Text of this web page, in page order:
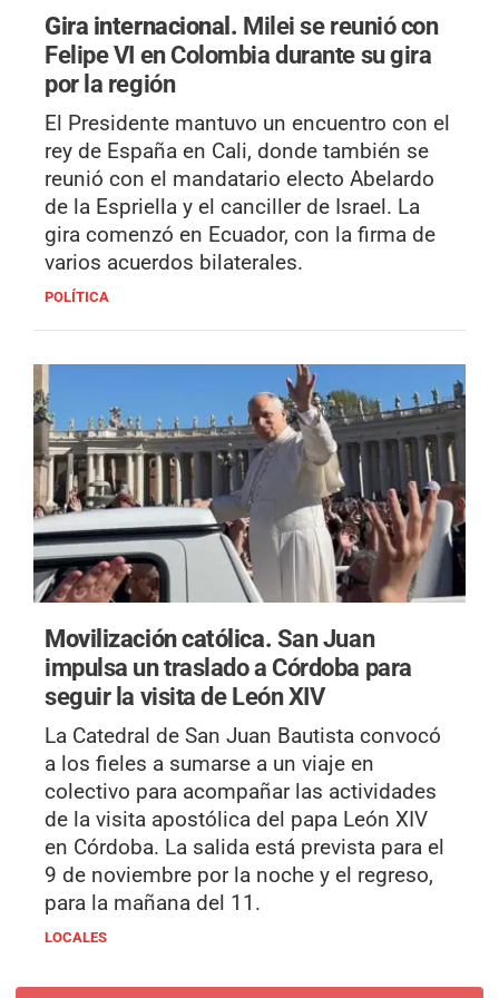
Gira internacional. Milei se reunió con
Felipe VI en Colombia durante su gira
por la región
El Presidente mantuvo un encuentro con el
rey de España en Cali, donde también se
reunió con el mandatario electo Abelardo
de la Espriella y el canciller de Israel. La
gira comenzó en Ecuador, con la firma de
varios acuerdos bilaterales.
POLÍTICA
Movilización católica. San Juan
impulsa un traslado a Córdoba para
seguir la visita de León XIV
La Catedral de San Juan Bautista convocó
a los fieles a sumarse a un viaje en
colectivo para acompañar las actividades
de la visita apostólica del papa León XIV
en Córdoba. La salida está prevista para el
9 de noviembre por la noche y el regreso,
para la mañana del 11.
LOCALES